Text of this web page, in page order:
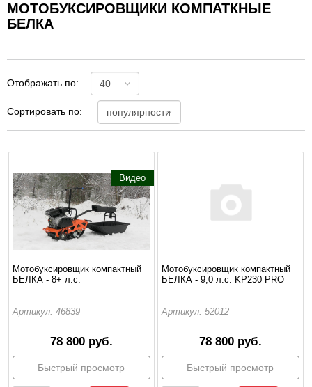
МОТОБУКСИРОВЩИКИ КОМПАТКНЫЕ
БЕЛКА
Отображать по:
Сортировать по:
Видео
Мотобуксировщик компактный
БЕЛКА - 8+ л.с.
Артикул: 46839
78 800 руб.
Быстрый просмотр
Мотобуксировщик компактный
БЕЛКА - 9,0 л.с. KP230 PRO
Артикул: 52012
78 800 руб.
Быстрый просмотр